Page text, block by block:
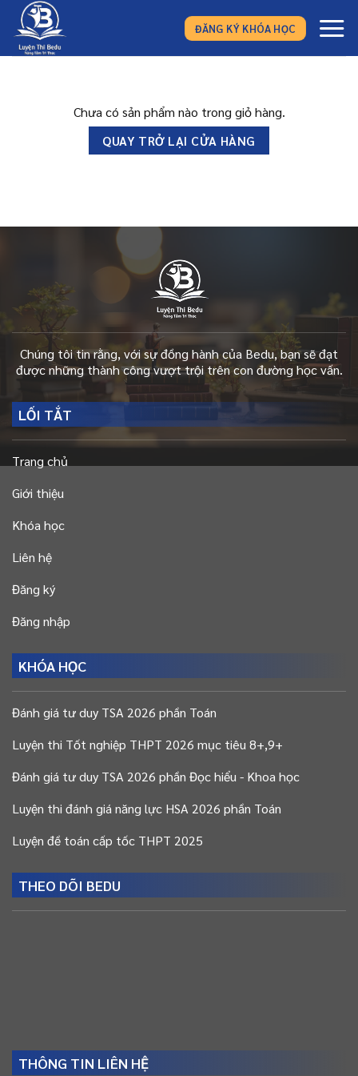
nội
dung
ĐĂNG KÝ KHÓA HỌC
Chưa có sản phẩm nào trong giỏ hàng.
QUAY TRỞ LẠI CỬA HÀNG
Chúng tôi tin rằng, với sự đồng hành của Bedu, bạn sẽ đạt
được những thành công vượt trội trên con đường học vấn.
LỐI TẮT
Trang chủ
Giới thiệu
Khóa học
Liên hệ
Đăng ký
Đăng nhập
KHÓA HỌC
Đánh giá tư duy TSA 2026 phần Toán
Luyện thi Tốt nghiệp THPT 2026 mục tiêu 8+,9+
Đánh giá tư duy TSA 2026 phần Đọc hiểu - Khoa học
Luyện thi đánh giá năng lực HSA 2026 phần Toán
Luyện đề toán cấp tốc THPT 2025
THEO DÕI BEDU
THÔNG TIN LIÊN HỆ